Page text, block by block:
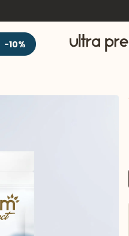
-10% Accueil